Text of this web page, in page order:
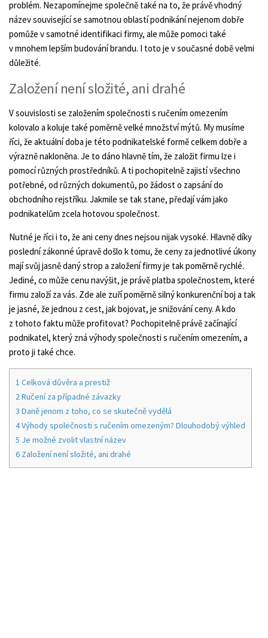
problém. Nezapomínejme společně také na to, že právě vhodný
název související se samotnou oblastí podnikání nejenom dobře
pomůže v samotné identifikaci firmy, ale může pomoci také
v mnohem lepším budování brandu. I toto je v současné době velmi
důležité.
Založení není složité, ani drahé
V souvislosti se založením společnosti s ručením omezením
kolovalo a koluje také poměrně velké množství mýtů. My musíme
říci, že aktuální doba je této podnikatelské formě celkem dobře a
výrazně nakloněna. Je to dáno hlavně tím, že založit firmu lze i
pomocí různých prostředníků. A ti pochopitelně zajistí všechno
potřebné, od různých dokumentů, po žádost o zapsání do
obchodního rejstříku. Jakmile se tak stane, předají vám jako
podnikatelům zcela hotovou společnost.
Nutné je říci i to, že ani ceny dnes nejsou nijak vysoké. Hlavně díky
poslední zákonné úpravě došlo k tomu, že ceny za jednotlivé úkony
mají svůj jasně daný strop a založení firmy je tak poměrně rychlé.
Jediné, co může cenu navýšit, je právě platba společnostem, které
firmu založí za vás. Zde ale zuří poměrně silný konkurenční boj a tak
je jasné, že jednou z cest, jak bojovat, je snižování ceny. A kdo
z tohoto faktu může profitovat? Pochopitelně právě začínající
podnikatel, který zná výhody společnosti s ručením omezením, a
proto ji také chce.
1 Celková důvěra a prestiž
2Ručení za případné závazky
3 Daně jenom z toho, co se skutečně vydělá
4Výhody společnosti s ručením omezeným? Dlouhodobý výhled
5 Je možné zvolit vlastní název
6 Založení není složité, ani drahé